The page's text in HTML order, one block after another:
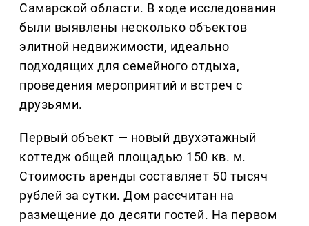
Самарской области. В ходе исследования
были выявлены несколько объектов
элитной недвижимости, идеально
подходящих для семейного отдыха,
проведения мероприятий и встреч с
друзьями.
Первый объект — новый двухэтажный
коттедж общей площадью 150 кв. м.
Стоимость аренды составляет 50 тысяч
рублей за сутки. Дом рассчитан на
размещение до десяти гостей. На первом